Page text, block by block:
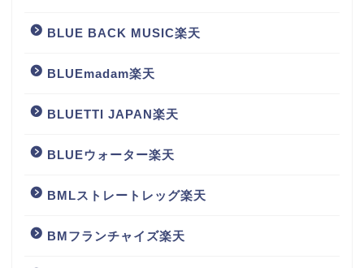
BLUE BACK MUSIC楽天
BLUEmadam楽天
BLUETTI JAPAN楽天
BLUEウォーター楽天
BMLストレートレッグ楽天
BMフランチャイズ楽天